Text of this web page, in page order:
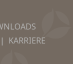
| KARRIERE